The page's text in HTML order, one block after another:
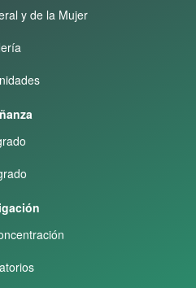
y de la Mujer